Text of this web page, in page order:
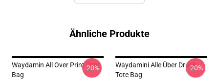
Ähnliche Produkte
Waydamin All Over Print Tote
Bag
-20%
Waydamini Alle Über Druck
Tote Bag
-20%